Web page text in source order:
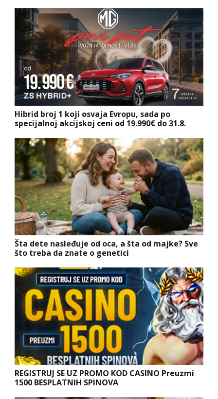
Hibrid broj 1 koji osvaja Evropu, sada po
specijalnoj akcijskoj ceni od 19.990€ do 31.8.
Šta dete nasleđuje od oca, a šta od majke? Sve
što treba da znate o genetici
REGISTRUJ SE UZ PROMO KOD CASINO Preuzmi
1500 BESPLATNIH SPINOVA